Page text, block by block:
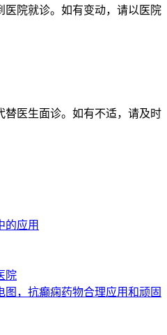
医院就诊。如有变动，请以医院
替医生面诊。如有不适，请及时
的应用
院
图，抗癫痫药物合理应用和顽固